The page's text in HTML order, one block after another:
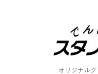
オリジナルグ